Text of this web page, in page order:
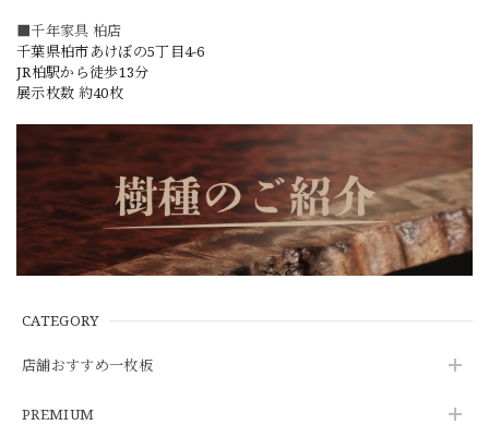
■千年家具 柏店
千葉県柏市あけぼの5丁目4-6
JR柏駅から徒歩13分
展示枚数 約40枚
CATEGORY
店舗おすすめ一枚板
PREMIUM